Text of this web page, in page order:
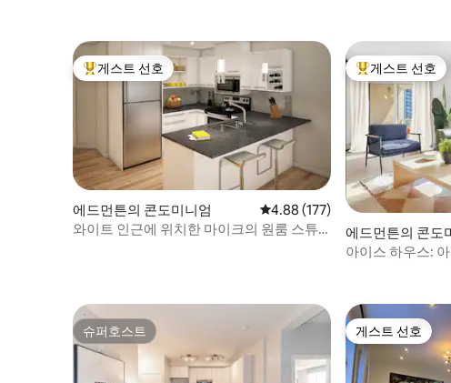
상위 게스트 선호
게스트 선호
에드먼튼의 콘도미니엄 평점 4.88점(5점 만점), 후기
4.88 (177)
와이트 인근에 위치한 마이크의 원룸 스튜
상위 게스트 선호
게스트 선호
에드먼튼의 콘도
아이스 하우스:
슈퍼호스트
슈퍼호스트 게스트 선호
게스트 선호